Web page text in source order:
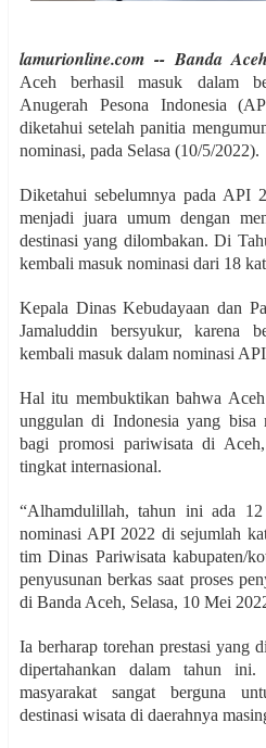
lamurionline.com -- Banda
Aceh berhasil masuk dalam
Anugerah Pesona Indonesia
diketahui setelah panitia
nominasi, pada Selasa (10/5/2022).
Diketahui sebelumnya pada API
menjadi juara umum dengan
destinasi yang dilombakan. Di
kembali masuk nominasi dari 18
Kepala Dinas Kebudayaan dan
Jamaluddin bersyukur, karena
kembali masuk dalam nominasi
Hal itu membuktikan bahwa Aceh
unggulan di Indonesia yang bisa
bagi promosi pariwisata di
tingkat internasional.
“Alhamdulillah, tahun ini ada
nominasi API 2022 di sejumlah
tim Dinas Pariwisata kabupaten/
penyusunan berkas saat proses
di Banda Aceh, Selasa, 10 Mei
Ia berharap torehan prestasi yang
dipertahankan dalam tahun ini.
masyarakat sangat berguna
destinasi wisata di daerahnya